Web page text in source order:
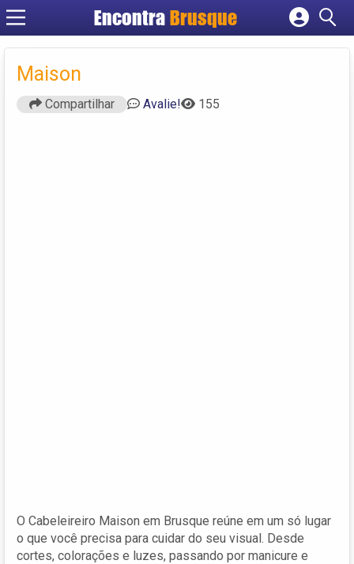
EncontraBrusque
Cadastrar empresa
Maison
Compartilhar Avalie! 155
O Cabeleireiro Maison em Brusque reúne em um só lugar
o que você precisa para cuidar do seu visual. Desde
cortes, colorações e luzes, passando por manicure e